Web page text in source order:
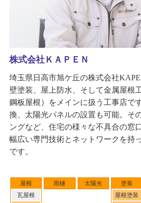
屋根
瓦屋根
雨樋 太陽光
塗装
屋根塗装
株式会社ＫＡＰＥＮ
埼玉県日高市旭ケ丘の株式会社
壁塗装、屋上防水、そして金属屋根
鋼板屋根）をメインに扱う工事店で
換、太陽光パネルの設置も可能。そ
ングなど、住宅の様々な不具合の窓
幅広い専門技術とネットワークを持
です。